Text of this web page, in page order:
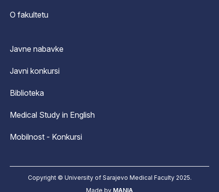
O fakultetu
Javne nabavke
Javni konkursi
Biblioteka
Medical Study in English
Mobilnost - Konkursi
Copyright © University of Sarajevo Medical Faculty 2025.
Made by MANIA